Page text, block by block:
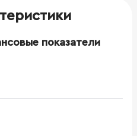
показатели